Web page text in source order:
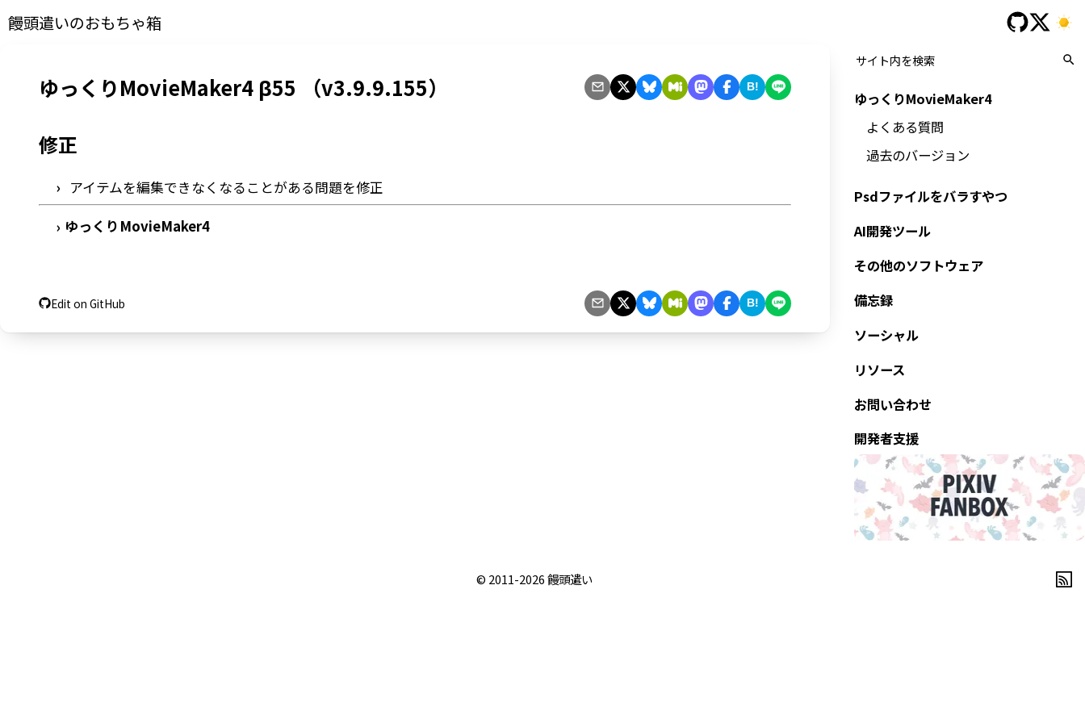
饅頭遣いのおもちゃ箱
ゆっくりMovieMaker4 β55 （v3.9.9.155） B!
修正
アイテムを編集できなくなることがある問題を修正
› ゆっくりMovieMaker4
Edit on GitHub B!
ゆっくりMovieMaker4
よくある質問
過去のバージョン
Psdファイルをバラすやつ
AI開発ツール
その他のソフトウェア
備忘録
ソーシャル
リソース
お問い合わせ
開発者支援
© 2011-2026饅頭遣い